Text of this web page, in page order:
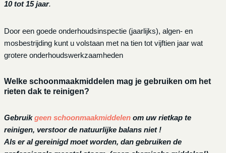
10 tot 15 jaar.
Door een goede onderhoudsinspectie (jaarlijks), algen- en
mosbestrijding kunt u volstaan met na tien tot vijftien jaar wat
grotere onderhoudswerkzaamheden
Welke schoonmaakmiddelen mag je gebruiken om het
rieten dak te reinigen?
Gebruikgeen schoonmaakmiddelen om uw rietkap te
reinigen, verstoor de natuurlijke balans niet !
Als er al gereinigd moet worden, dan gebruiken de